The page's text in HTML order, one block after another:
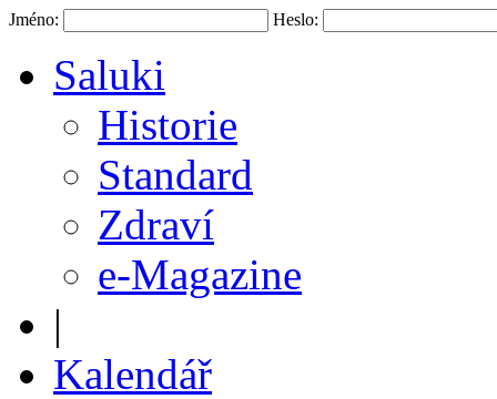
Jméno: Heslo:
Saluki
Historie
Standard
Zdraví
e-Magazine
|
Kalendář